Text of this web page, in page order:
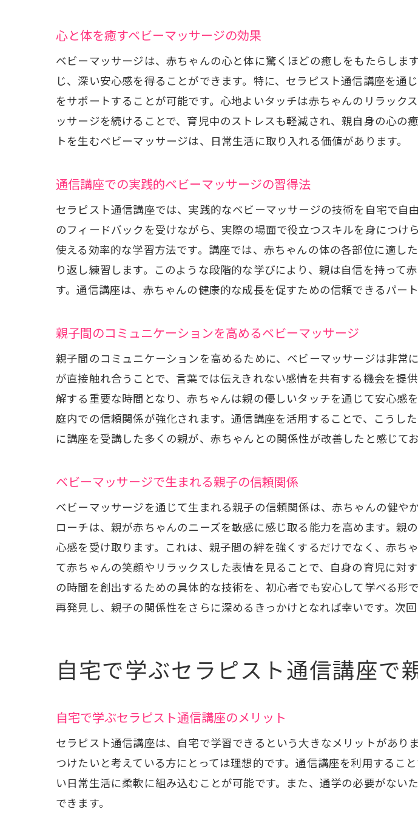
実践的な知識で育児に活か
通信講座で得るベビーマッ
忙しい親におすすめセラピスト
忙しい日々に役立つセラピス
短時間で習得できるベビーマ
育児の合間に学ぶ通信講座の
忙しい親のためのセラピス
効率的に育児スキルを向上さ
親子で楽しむベビーマッサージ
親子一緒に楽しむベビーマ
親子の絆を深めるベビーマッ
通信講座で学ぶ親子のコミ
親子で共有するベビーマッ
心が通う親子のベビーマッサ
赤ちゃんの健康を促進するセラ
通信講座で学ぶ赤ちゃんの健
ベビーマッサージで育む赤
通信講座を活用した赤ちゃ
赤ちゃんの健康をサポート
セラピスト通信講座で得る専門
通信講座で学べる専門的なベ
通信講座で得る育児に役立つ
ベビーマッサージで自身を持
心と体を癒すベビーマッサージの効果
ベビーマッサージは、赤ちゃんの心と体に驚くほどの癒しをもたらし
じ、深い安心感を得ることができます。特に、セラピスト通信講座を
をサポートすることが可能です。心地よいタッチは赤ちゃんのリラッ
ッサージを続けることで、育児中のストレスも軽減され、親自身の心の
トを生むベビーマッサージは、日常生活に取り入れる価値があります。
通信講座での実践的ベビーマッサージの習得法
セラピスト通信講座では、実践的なベビーマッサージの技術を自宅で
のフィードバックを受けながら、実際の場面で役立つスキルを身につ
使える効率的な学習方法です。講座では、赤ちゃんの体の各部位に適
り返し練習します。このような段階的な学びにより、親は自信を持っ
す。通信講座は、赤ちゃんの健康的な成長を促すための信頼できるパート
親子間のコミュニケーションを高めるベビーマッサージ
親子間のコミュニケーションを高めるために、ベビーマッサージは非
が直接触れ合うことで、言葉では伝えきれない感情を共有する機会を
解する重要な時間となり、赤ちゃんは親の優しいタッチを通じて安心感
庭内での信頼関係が強化されます。通信講座を活用することで、こう
に講座を受講した多くの親が、赤ちゃんとの関係性が改善したと感じて
ベビーマッサージで生まれる親子の信頼関係
ベビーマッサージを通じて生まれる親子の信頼関係は、赤ちゃんの健
ローチは、親が赤ちゃんのニーズを敏感に感じ取る能力を高めます。
心感を受け取ります。これは、親子間の絆を強くするだけでなく、赤
て赤ちゃんの笑顔やリラックスした表情を見ることで、自身の育児に
の時間を創出するための具体的な技術を、初心者でも安心して学べる
再発見し、親子の関係性をさらに深めるきっかけとなれば幸いです。次回
自宅で学ぶセラピスト通信講座で
自宅で学ぶセラピスト通信講座のメリット
セラピスト通信講座は、自宅で学習できるという大きなメリットがあ
つけたいと考えている方にとっては理想的です。通信講座を利用するこ
い日常生活に柔軟に組み込むことが可能です。また、通学の必要がな
できます。